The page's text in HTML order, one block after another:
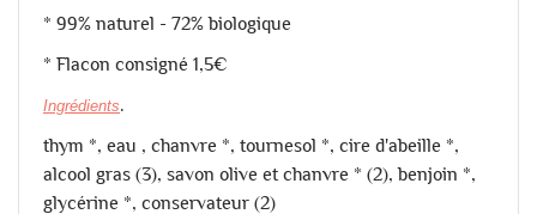
* 99% naturel - 72% biologique
* Flacon consigné 1,5€
Ingrédients.
thym *, eau , chanvre *, tournesol *, cire d'abeille *,
alcool gras (3), savon olive et chanvre * (2), benjoin *,
glycérine *, conservateur (2)